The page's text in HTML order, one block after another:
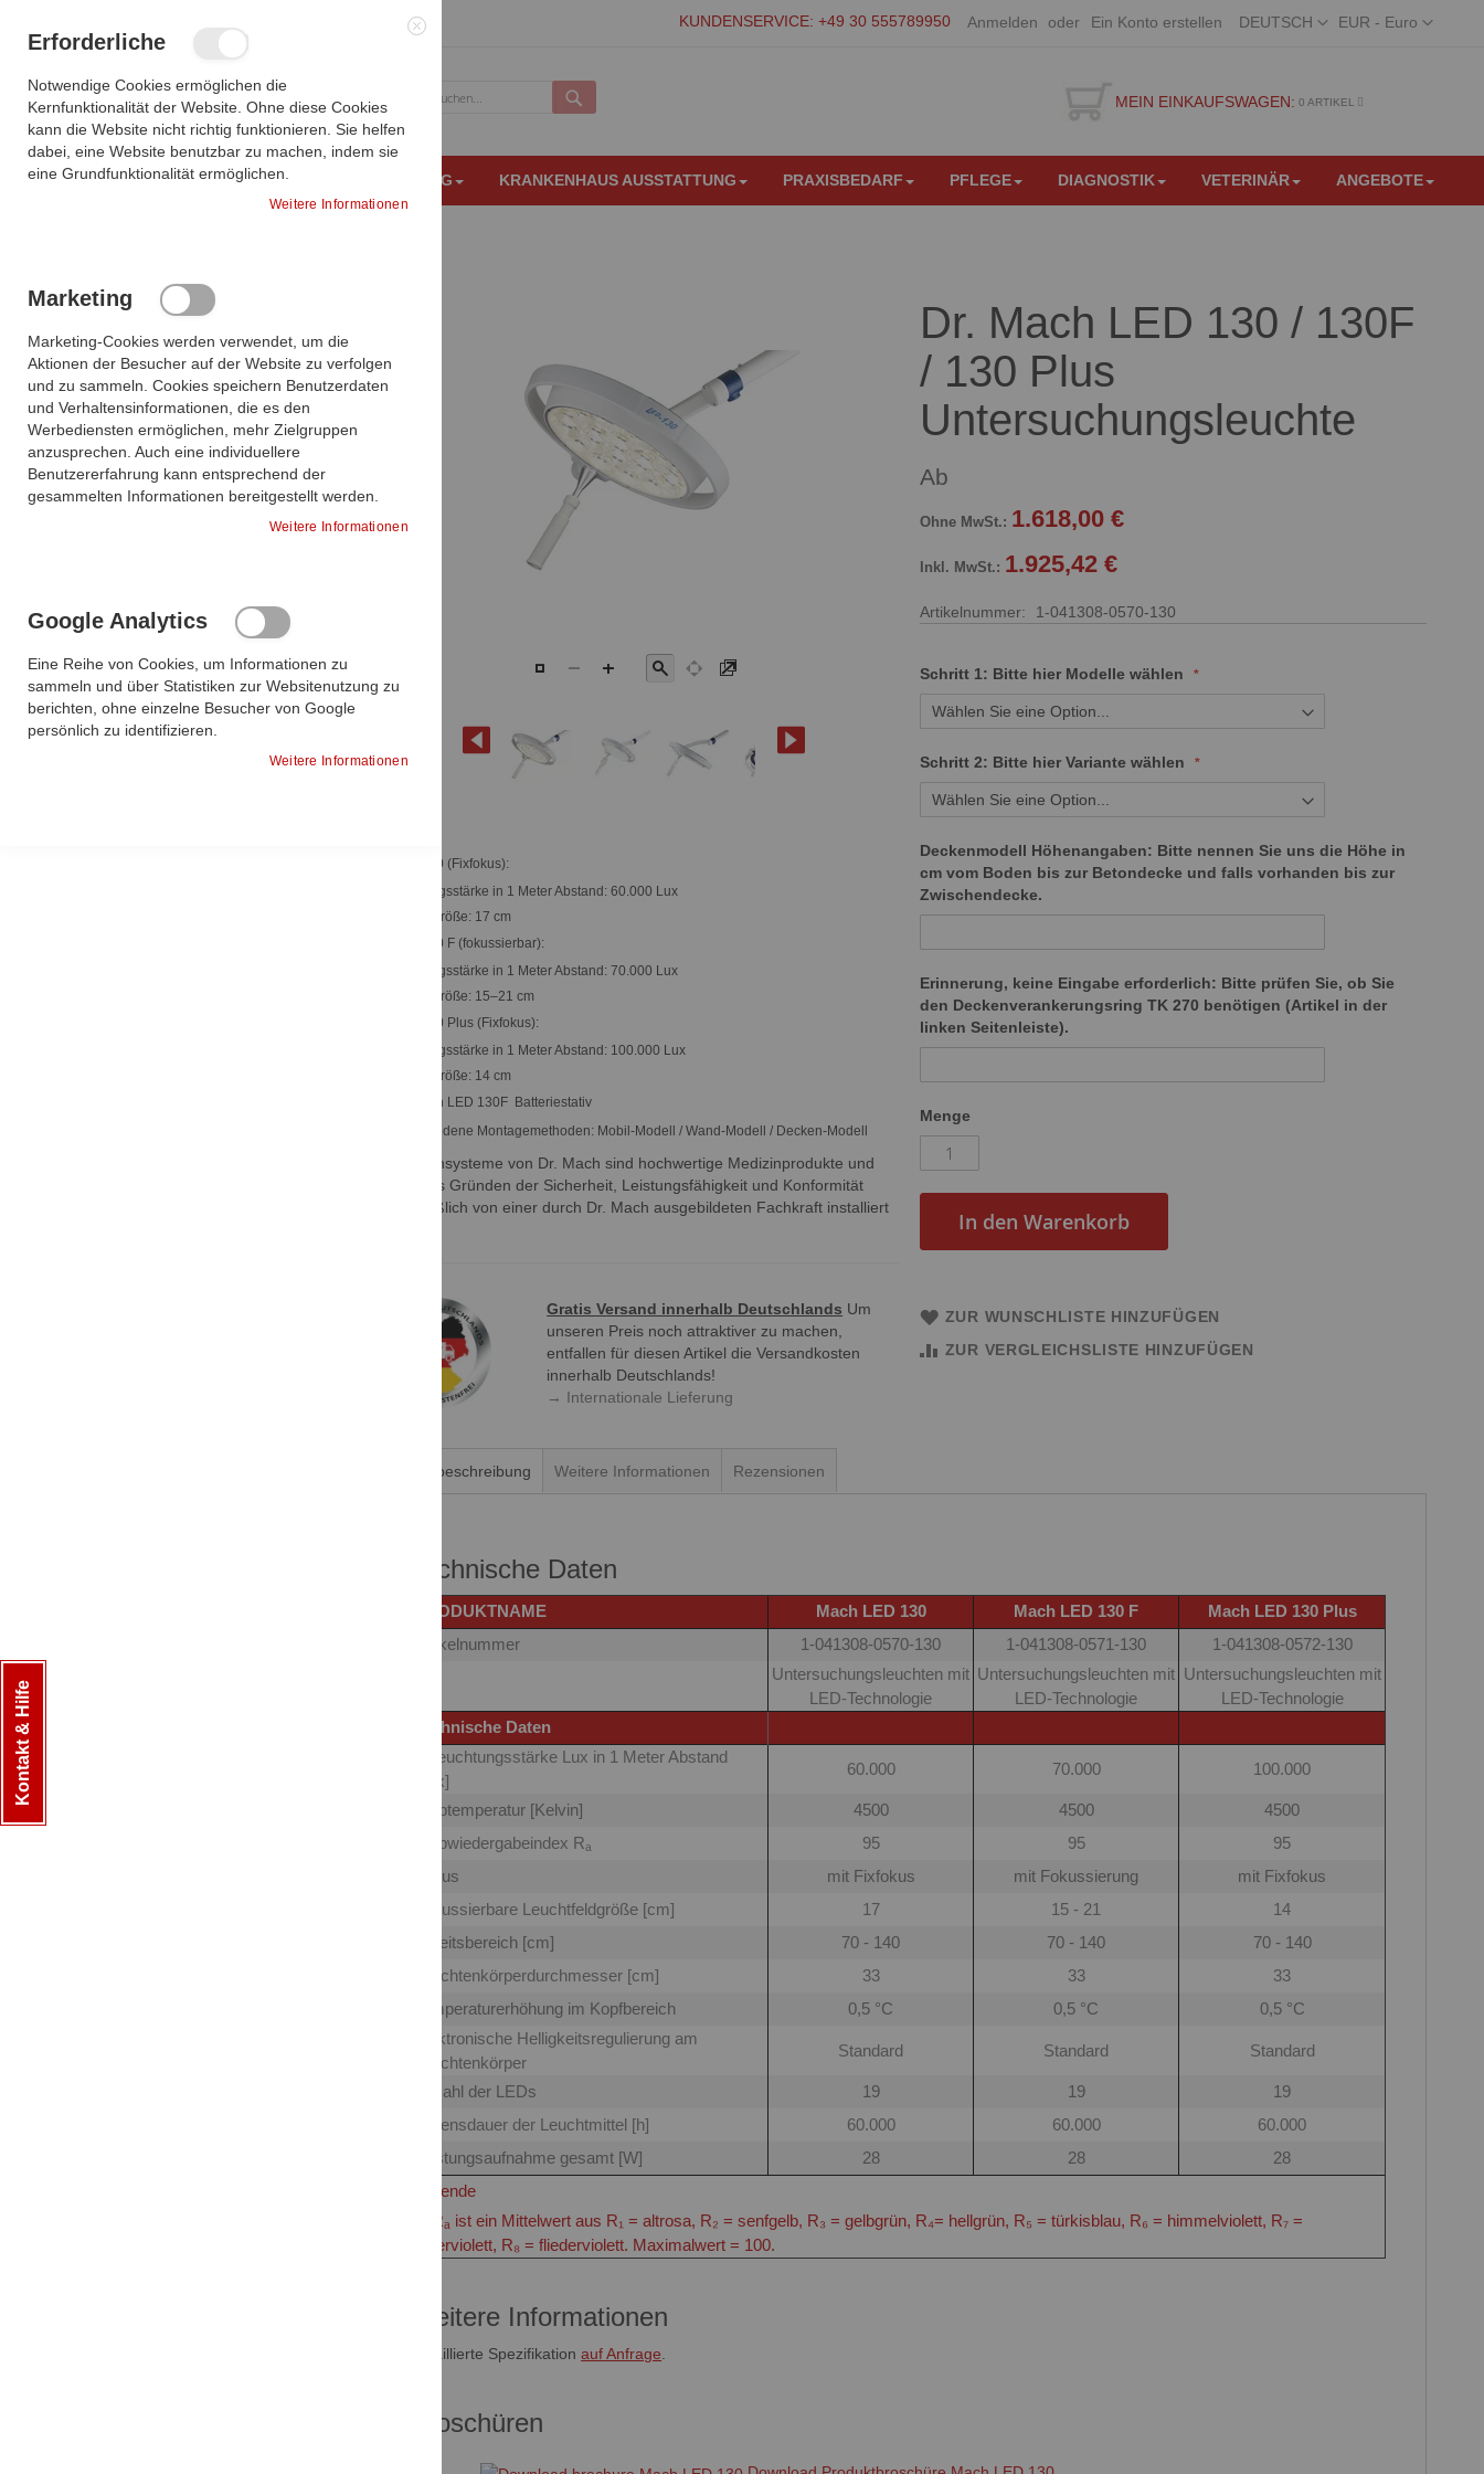
Inhalt
Währung
EUR - Euro
Sprache
DEUTSCH
KUNDENSERVICE: +49 30 555789950 Anmelden Ein Konto erstellen
MEIN EINKAUFSWAGEN: 0 ARTIKEL
Suche
MEDIZINISCHE BILDGEBUNG OP AUSSTATTUNG KRANKENHAUS AUSSTATTUNG PRAXISBEDARF PFLEGE DIAGNOSTIK VETERINÄR ANGEBOTE
Dr. Mach LED 130 / 130F
/ 130 Plus
Untersuchungsleuchte
Ab
1.618,00 €
1.925,42 €
Artikelnummer 1-041308-0570-130
Schritt 1: Bitte hier Modelle wählen
Schritt 2: Bitte hier Variante wählen
Deckenmodell Höhenangaben: Bitte nennen Sie uns die Höhe in
cm vom Boden bis zur Betondecke und falls vorhanden bis zur
Zwischendecke.
Erinnerung, keine Eingabe erforderlich: Bitte prüfen Sie, ob Sie
den Deckenverankerungsring TK 270 benötigen (Artikel in der
linken Seitenleiste).
Menge
In den Warenkorb
ZUR WUNSCHLISTE HINZUFÜGEN
ZUR VERGLEICHSLISTE HINZUFÜGEN
Bildgalerie
springen
Bildgalerie
LED 130 (Fixfokus):
Beleuchtungsstärke in 1 Meter Abstand: 60.000 Lux
Leuchtfeldgröße: 17 cm
LED 130 F (fokussierbar):
Beleuchtungsstärke in 1 Meter Abstand: 70.000 Lux
Leuchtfeldgröße: 15–21 cm
LED 130 Plus (Fixfokus):
Beleuchtungsstärke in 1 Meter Abstand: 100.000 Lux
Leuchtfeldgröße: 14 cm
Dr. Mach LED 130F Batteriestativ
Verschiedene Montagemethoden: Mobil-Modell / Wand-Modell / Decken-Modell
* Leuchtensysteme von Dr. Mach sind hochwertige Medizinprodukte und
dürfen aus Gründen der Sicherheit, Leistungsfähigkeit und Konformität
ausschließlich von einer durch Dr. Mach ausgebildeten Fachkraft installiert
Gratis Versand innerhalb Deutschlands Um
unseren Preis noch attraktiver zu machen,
entfallen für diesen Artikel die Versandkosten
innerhalb Deutschlands!
→ Internationale Lieferung
Produktbeschreibung
Technische Daten
PRODUKTNAME Mach LED 130 Mach LED 130 F
Mach LED 130 Plus
Artikelnummer
1-041308-0570-130 1-041308-0571-130 1-041308-0572-130
Untersuchungsleuchten mit
LED-Technologie
Untersuchungsleuchten mit
LED-Technologie
Untersuchungsleuchten mit
LED-Technologie
Technische Daten
Beleuchtungsstärke Lux in 1 Meter Abstand
[Lux]
60.000 70.000 100.000
Farbtemperatur [Kelvin] 4500 4500
4500
Farbwiedergabeindex Rₐ
95 95
95
Fokus
mit Fixfokus mit Fokussierung
mit Fixfokus
Fokussierbare Leuchtfeldgröße [cm]
17 15 - 21
14
Arbeitsbereich [cm]
70 - 140 70 - 140
70 - 140
Leuchtenkörperdurchmesser [cm]
33 33
33
Temperaturerhöhung im Kopfbereich
0,5 °C 0,5 °C
0,5 °C
Elektronische Helligkeitsregulierung am
Leuchtenkörper
Standard Standard Standard
Anzahl der LEDs 19 19
19
Lebensdauer der Leuchtmittel [h]
60.000 60.000
60.000
Leistungsaufnahme gesamt [W]
28 28
28
Legende
** Rₐ ist ein Mittelwert aus R₁ = altrosa, R₂ = senfgelb, R₃ = gelbgrün, R₄= hellgrün, R₅ = türkisblau, R₆ = himmelviolett, R₇ =
asterviolett, R₈ = fliederviolett. Maximalwert = 100.
Weitere Informationen
Detaillierte Spezifikationauf Anfrage.
Broschüren
Weitere Informationen Rezensionen
Verwandte Produkte
Wählen Sie die Artikel aus, die dem
Warenkorb hinzugefügt werden sollen,
oderalle auswählen
Dr. Mach
Deckenverankerungsring
TK 270
98,00 €
116,62 €
HINZUFÜGEN
HINZUFÜGEN
Produkte vergleichen
Sie haben keine Artikel zum vergleichen.
Kontakt & Hilfe
Erforderliche
Notwendige Cookies ermöglichen die
Kernfunktionalität der Website. Ohne diese Cookies
kann die Website nicht richtig funktionieren. Sie helfen
dabei, eine Website benutzbar zu machen, indem sie
eine Grundfunktionalität ermöglichen.
Weitere Informationen
Marketing
Marketing-Cookies werden verwendet, um die
Aktionen der Besucher auf der Website zu verfolgen
und zu sammeln. Cookies speichern Benutzerdaten
und Verhaltensinformationen, die es den
Werbediensten ermöglichen, mehr Zielgruppen
anzusprechen. Auch eine individuellere
Benutzererfahrung kann entsprechend der
gesammelten Informationen bereitgestellt werden.
Weitere Informationen
Google Analytics
Eine Reihe von Cookies, um Informationen zu
sammeln und über Statistiken zur Websitenutzung zu
berichten, ohne einzelne Besucher von Google
persönlich zu identifizieren.
Weitere Informationen